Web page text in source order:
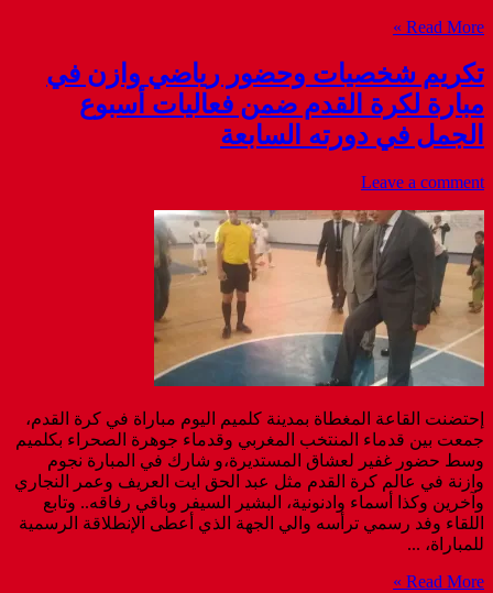
Read More »
تكريم شخصيات وحضور رياضي وازن في
مبارة لكرة القدم ضمن فعاليات أسبوع
الجمل في دورته السابعة
Leave a comment
إحتضنت القاعة المغطاة بمدينة كلميم اليوم مباراة في كرة القدم،
جمعت بين قدماء المنتخب المغربي وقدماء جوهرة الصحراء بكلميم
وسط حضور غفير لعشاق المستديرة،و شارك في المبارة نجوم
وازنة في عالم كرة القدم مثل عبد الحق ايت العريف وعمر النجاري
وآخرين وكذا أسماء وادنونية، البشير السيفر وباقي رفاقه.. وتابع
اللقاء وفد رسمي ترأسه والي الجهة الذي أعطى الإنطلاقة الرسمية
للمباراة، ...
Read More »